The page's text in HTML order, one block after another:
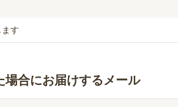
す
場合にお届けするメール